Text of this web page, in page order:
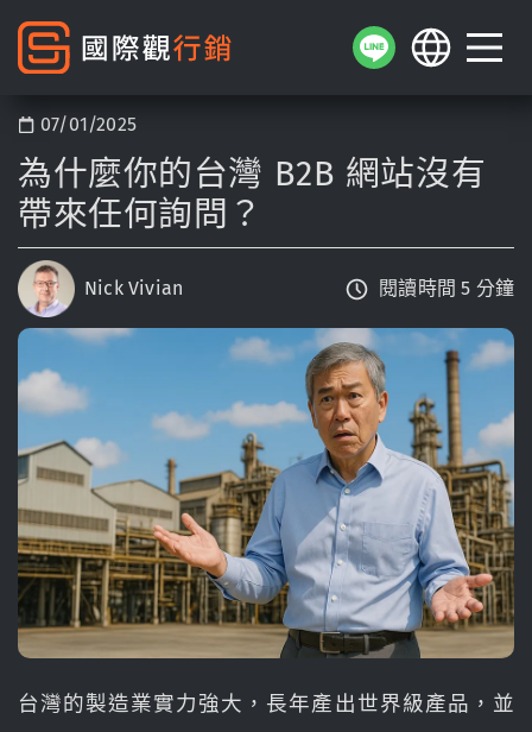
07/01/2025
為什麼你的台灣 B2B 網站沒有
帶來任何詢問？
Nick Vivian 閱讀時間 5 分鐘
台灣的製造業實力強大，長年產出世界級產品，並